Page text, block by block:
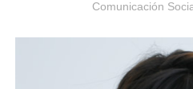
Comunicación